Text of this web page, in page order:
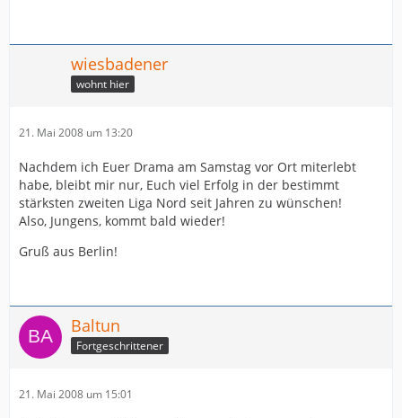
wiesbadener
wohnt hier
21. Mai 2008 um 13:20
Nachdem ich Euer Drama am Samstag vor Ort miterlebt
habe, bleibt mir nur, Euch viel Erfolg in der bestimmt
stärksten zweiten Liga Nord seit Jahren zu wünschen!
Also, Jungens, kommt bald wieder!
Gruß aus Berlin!
Baltun
Fortgeschrittener
21. Mai 2008 um 15:01